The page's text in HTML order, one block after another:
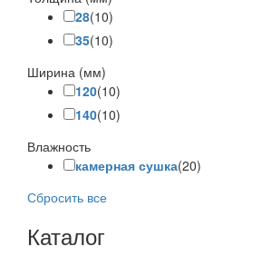
28(10)
35(10)
Ширина (мм)
120(10)
140(10)
Влажность
камерная сушка(20)
Сбросить все
Каталог